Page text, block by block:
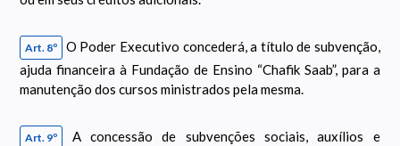
Art. 8º
O Poder Executivo concederá, a título de subvenção,
ajuda financeira à Fundação de Ensino “Chafik Saab”, para a
manutenção dos cursos ministrados pela mesma.
Art. 9º
A concessão de subvenções sociais, auxílios e